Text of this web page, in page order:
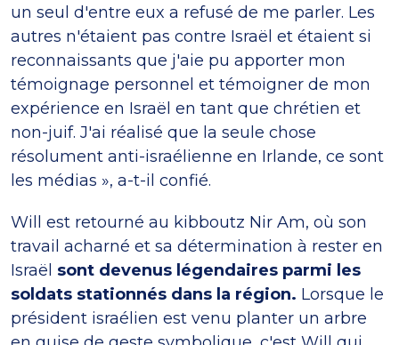
un seul d'entre eux a refusé de me parler. Les
autres n'étaient pas contre Israël et étaient si
reconnaissants que j'aie pu apporter mon
témoignage personnel et témoigner de mon
expérience en Israël en tant que chrétien et
non-juif. J'ai réalisé que la seule chose
résolument anti-israélienne en Irlande, ce sont
les médias », a-t-il confié.
Will est retourné au kibboutz Nir Am, où son
travail acharné et sa détermination à rester en
Israël sont devenus légendaires parmi les
soldats stationnés dans la région. Lorsque le
président israélien est venu planter un arbre